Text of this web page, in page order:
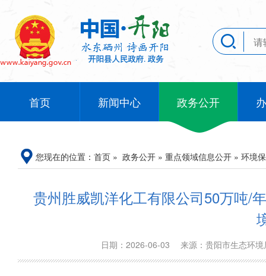
首页 新闻中心 政务公开
您现在的位置： 首页 » 政务公开 » 重点领域信息公开 » 环境
贵州胜威凯洋化工有限公司50万吨/
日期：2026-06-03 来源：贵阳市生态环